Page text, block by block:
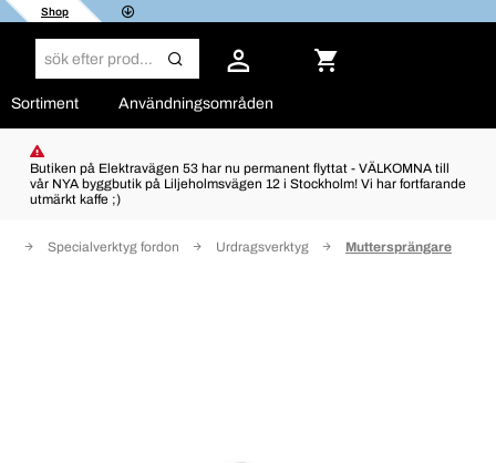
Shop
Sortiment Användningsområden
Butiken på Elektravägen 53 har nu permanent flyttat - VÄLKOMNA till
vår NYA byggbutik på Liljeholmsvägen 12 i Stockholm! Vi har fortfarande
utmärkt kaffe ;)
Specialverktyg fordon Urdragsverktyg Muttersprängare